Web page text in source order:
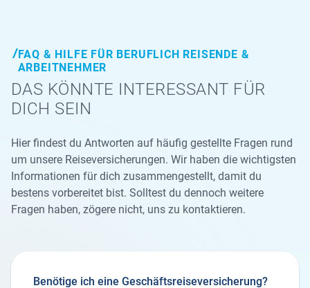
FAQ & HILFE FÜR BERUFLICH REISENDE &
ARBEITNEHMER
DAS KÖNNTE INTERESSANT FÜR
DICH SEIN
Hier findest du Antworten auf häufig gestellte Fragen rund
um unsere Reiseversicherungen. Wir haben die wichtigsten
Informationen für dich zusammengestellt, damit du
bestens vorbereitet bist. Solltest du dennoch weitere
Fragen haben, zögere nicht, uns zu kontaktieren.
Benötige ich eine Geschäfts­rei­se­ver­si­che­rung?